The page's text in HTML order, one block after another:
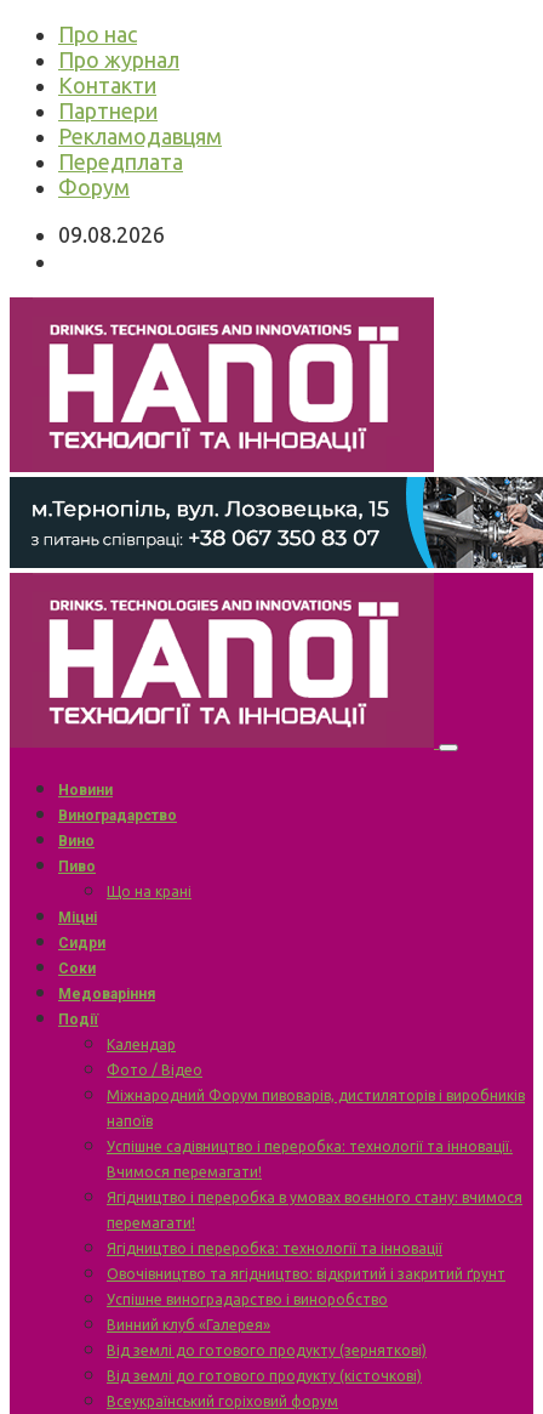
Про нас
Про журнал
Контакти
Партнери
Рекламодавцям
Передплата
Форум
09.08.2026
Новини
Виноградарство
Вино
Пиво
Що на крані
Міцні
Сидри
Соки
Медоваріння
Події
Календар
Фото / Відео
Міжнародний Форум пивоварів, дистиляторів і виробників
напоїв
Успішне садівництво і переробка: технології та інновації.
Вчимося перемагати!
Ягідництво і переробка в умовах воєнного стану: вчимося
перемагати!
Ягідництво і переробка: технології та інновації
Овочівництво та ягідництво: відкритий і закритий ґрунт
Успішне виноградарство і виноробство
Винний клуб «Галерея»
Від землі до готового продукту (зерняткові)
Від землі до готового продукту (кісточкові)
Всеукраїнський горіховий форум